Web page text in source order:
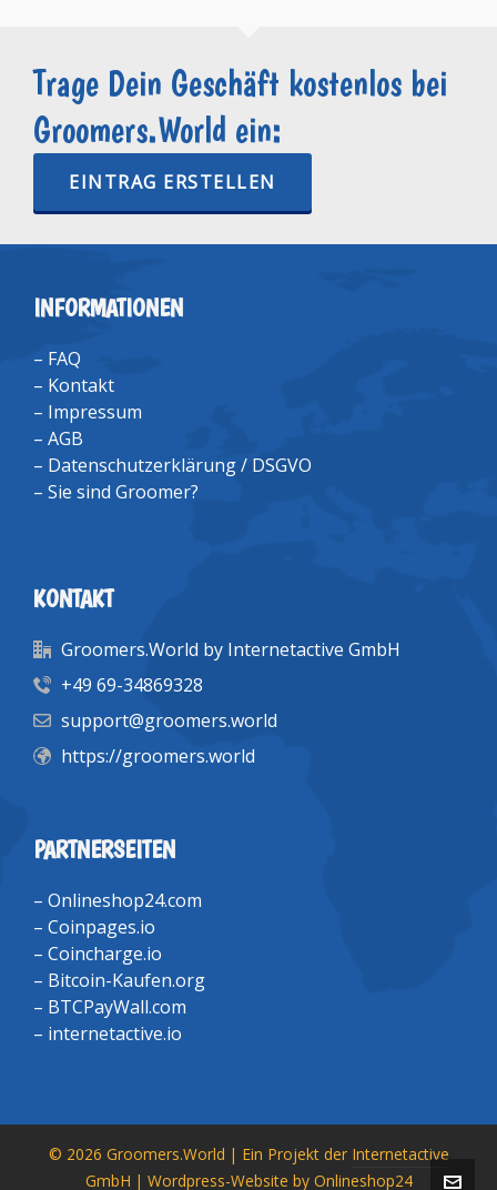
Trage Dein Geschäft kostenlos bei
Groomers.World ein:
EINTRAG ERSTELLEN
INFORMATIONEN
– FAQ
– Kontakt
– Impressum
– AGB
– Datenschutzerklärung / DSGVO
– Sie sind Groomer?
KONTAKT
Groomers.World by Internetactive GmbH
+49 69-34869328
support@groomers.world
https://groomers.world
PARTNERSEITEN
– Onlineshop24.com
– Coinpages.io
– Coincharge.io
– Bitcoin-Kaufen.org
– BTCPayWall.com
– internetactive.io
© 2026 Groomers.World | Ein Projekt der Internetactive
GmbH | Wordpress-Website by Onlineshop24